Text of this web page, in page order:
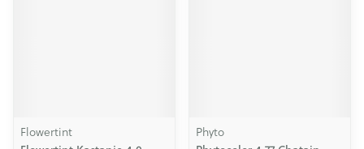
Flowertint
Phyto